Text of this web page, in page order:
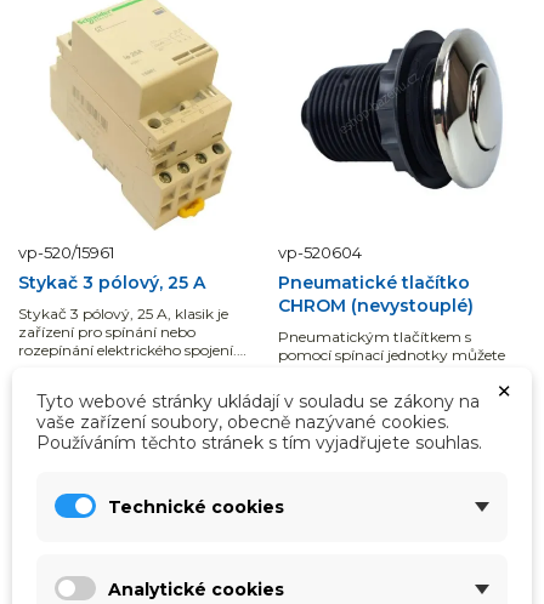
vp-520/15961
Stykač 3 pólový, 25 A
Stykač 3 pólový, 25 A, klasik je
zařízení pro spínání nebo
rozepínání elektrického spojení.
1 122,00 Kč
ihned k odeslání
Přidat do košíku
vp-520604
Pneumatické tlačítko
CHROM (nevystouplé)
Pneumatickým tlačítkem s
pomocí spínací jednotky můžete
například protiproudu.
558,00 Kč
ihned k odeslání
×
Tyto webové stránky ukládají v souladu se zákony na
vaše zařízení soubory, obecně nazývané cookies.
Používáním těchto stránek s tím vyjadřujete souhlas.
Technické cookies
Analytické cookies